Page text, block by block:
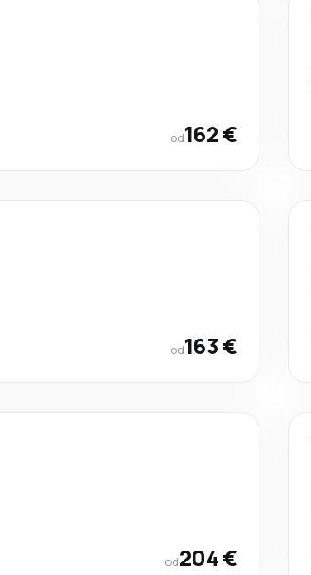
od162 €
od163 €
od204 €